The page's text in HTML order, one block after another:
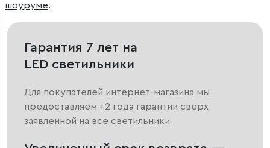
шоуруме.
Гарантия 7 лет на
LED светильники
Для покупателей интернет-магазина мы
предоставляем +2 года гарантии сверх
заявленной на все светильники